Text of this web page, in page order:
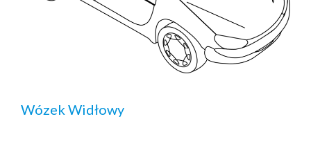
Wózek Widłowy